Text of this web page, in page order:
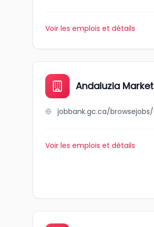
Voir les emplois et détails
Andaluzia Market
Voir les emplois et détails